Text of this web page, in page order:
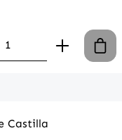
Wert ein
1-3 Tage
Anzahl: Gib
Castilla